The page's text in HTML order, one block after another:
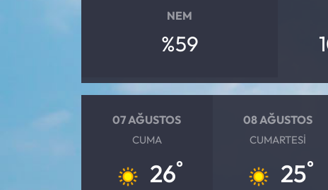
NEM
%59
07 AĞUSTOS
CUMA
26°
08 AĞUSTOS
CUMARTESI
25°